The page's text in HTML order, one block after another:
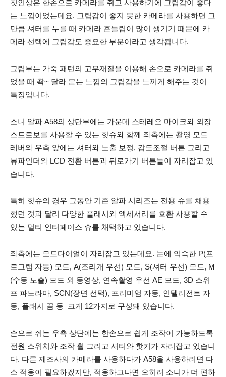
첫인상은 한손으로 카메라를 쥐고 사용하기에 그립감이 좋다
는 느낌이었는데요. 그립감이 좋지 못한 카메라를 사용하면 그
만큼 셔터를 누를 때 카메라 흔들림이 많이 생기기 때문에 카
메라 선택에 그립감도 중요한 부분이라고 생각됩니다.
그립부는 가죽 패턴의 고무재질을 이용해 손으로 카메라를 쥐
었을 때 촥~ 달라 붙는 느낌의 그립감을 느끼게 해주는 것이
특징입니다.
소니 알파 A58의 상단부에는 가운데 스테레오 마이크와 외장
스트로보를 사용할 수 있는 핫슈와 함께 좌측에는 촬영 모드
레버와 우측 앞에는 셔터와 노출 보정, 감도조절 버튼 그리고
뷰파인더와 LCD 전환 버튼과 뒤로가기 버튼들이 자리잡고 있
습니다.
특히 핫슈의 경우 그동안 기존 알파 시리즈는 전용 슈를 채용
했던 것과 달리 다양한 플래시와 액세서리를 호환 사용할 수
있는 멀티 인터페이스 슈를 채택하고 있습니다.
좌측에는 모드다이얼이 자리잡고 있는데요. 눈에 익숙한 P(프
로그램 자동) 모드, A(조리개 우선) 모드, S(셔터 우선) 모드, M
(수동 노출) 모드 외 동영상, 연속촬영 우선 AE 모드, 3D 스위
프 파노라마, SCN(장면 선택), 프리미엄 자동, 인텔리전트 자
동, 플래시 끔 등 크게 12가지로 구성돼 있습니다.
손으로 쥐는 우측 상단에는 한손으로 쉽게 조작이 가능하도록
전원 스위치와 조작 휠 그리고 셔터와 핫키가 자리잡고 있습니
다. 다른 제조사의 카메라를 사용하다가 A58을 사용하려면 다
소 적응이 필요하겠지만, 적응하고나면 오히려 소니가 더 편하